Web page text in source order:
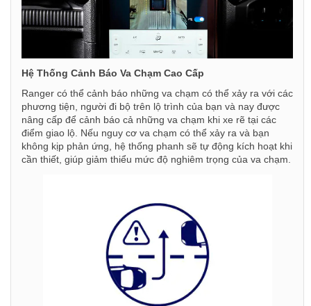
Hệ Thống Cảnh Báo Va Chạm Cao Cấp
Ranger có thể cảnh báo những va chạm có thể xảy ra với các
phương tiện, người đi bộ trên lộ trình của bạn và nay được
nâng cấp để cảnh báo cả những va chạm khi xe rẽ tại các
điểm giao lộ. Nếu nguy cơ va chạm có thể xảy ra và bạn
không kịp phản ứng, hệ thống phanh sẽ tự động kích hoạt khi
cần thiết, giúp giảm thiểu mức độ nghiêm trọng của va chạm.